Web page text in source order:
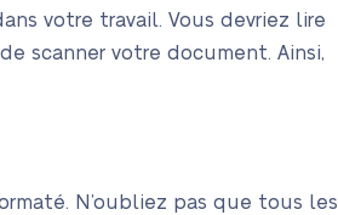
votre travail. Vous devriez lire
scanner votre document. Ainsi,
N’oubliez pas que tous les